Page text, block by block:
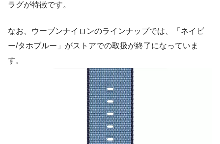
ラグが特徴です。
なお、ウーブンナイロンのラインナップでは、「ネイビ
ー/タホブルー」がストアでの取扱が終了になっていま
す。